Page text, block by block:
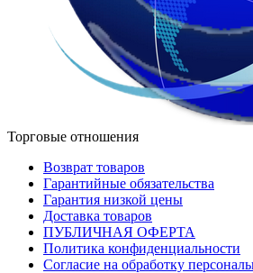
Торговые отношения
Возврат товаров
Гарантийные обязательства
Гарантия низкой цены
Доставка товаров
ПУБЛИЧНАЯ ОФЕРТА
Политика конфиденциальности
Согласие на обработку